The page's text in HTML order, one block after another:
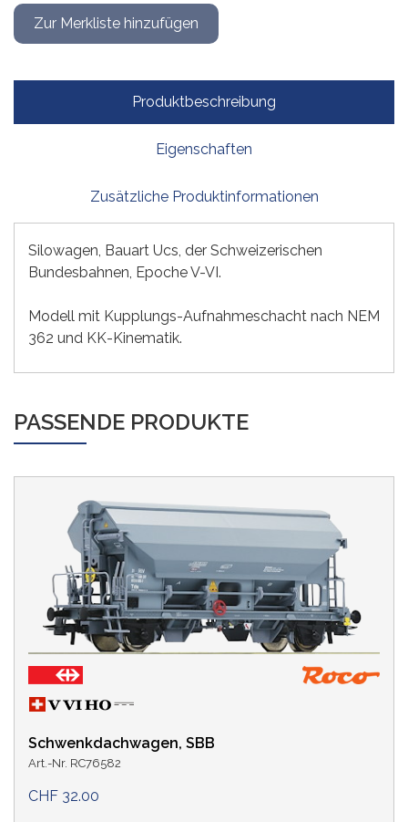
Produktbeschreibung
Eigenschaften
Zusätzliche Produktinformationen
Silowagen, Bauart Ucs, der Schweizerischen
Bundesbahnen, Epoche V-VI.
Modell mit Kupplungs-Aufnahmeschacht nach NEM
362 und KK-Kinematik.
PASSENDE PRODUKTE
Schwenkdachwagen, SBB
Art.-Nr. RC76582
CHF 32.00